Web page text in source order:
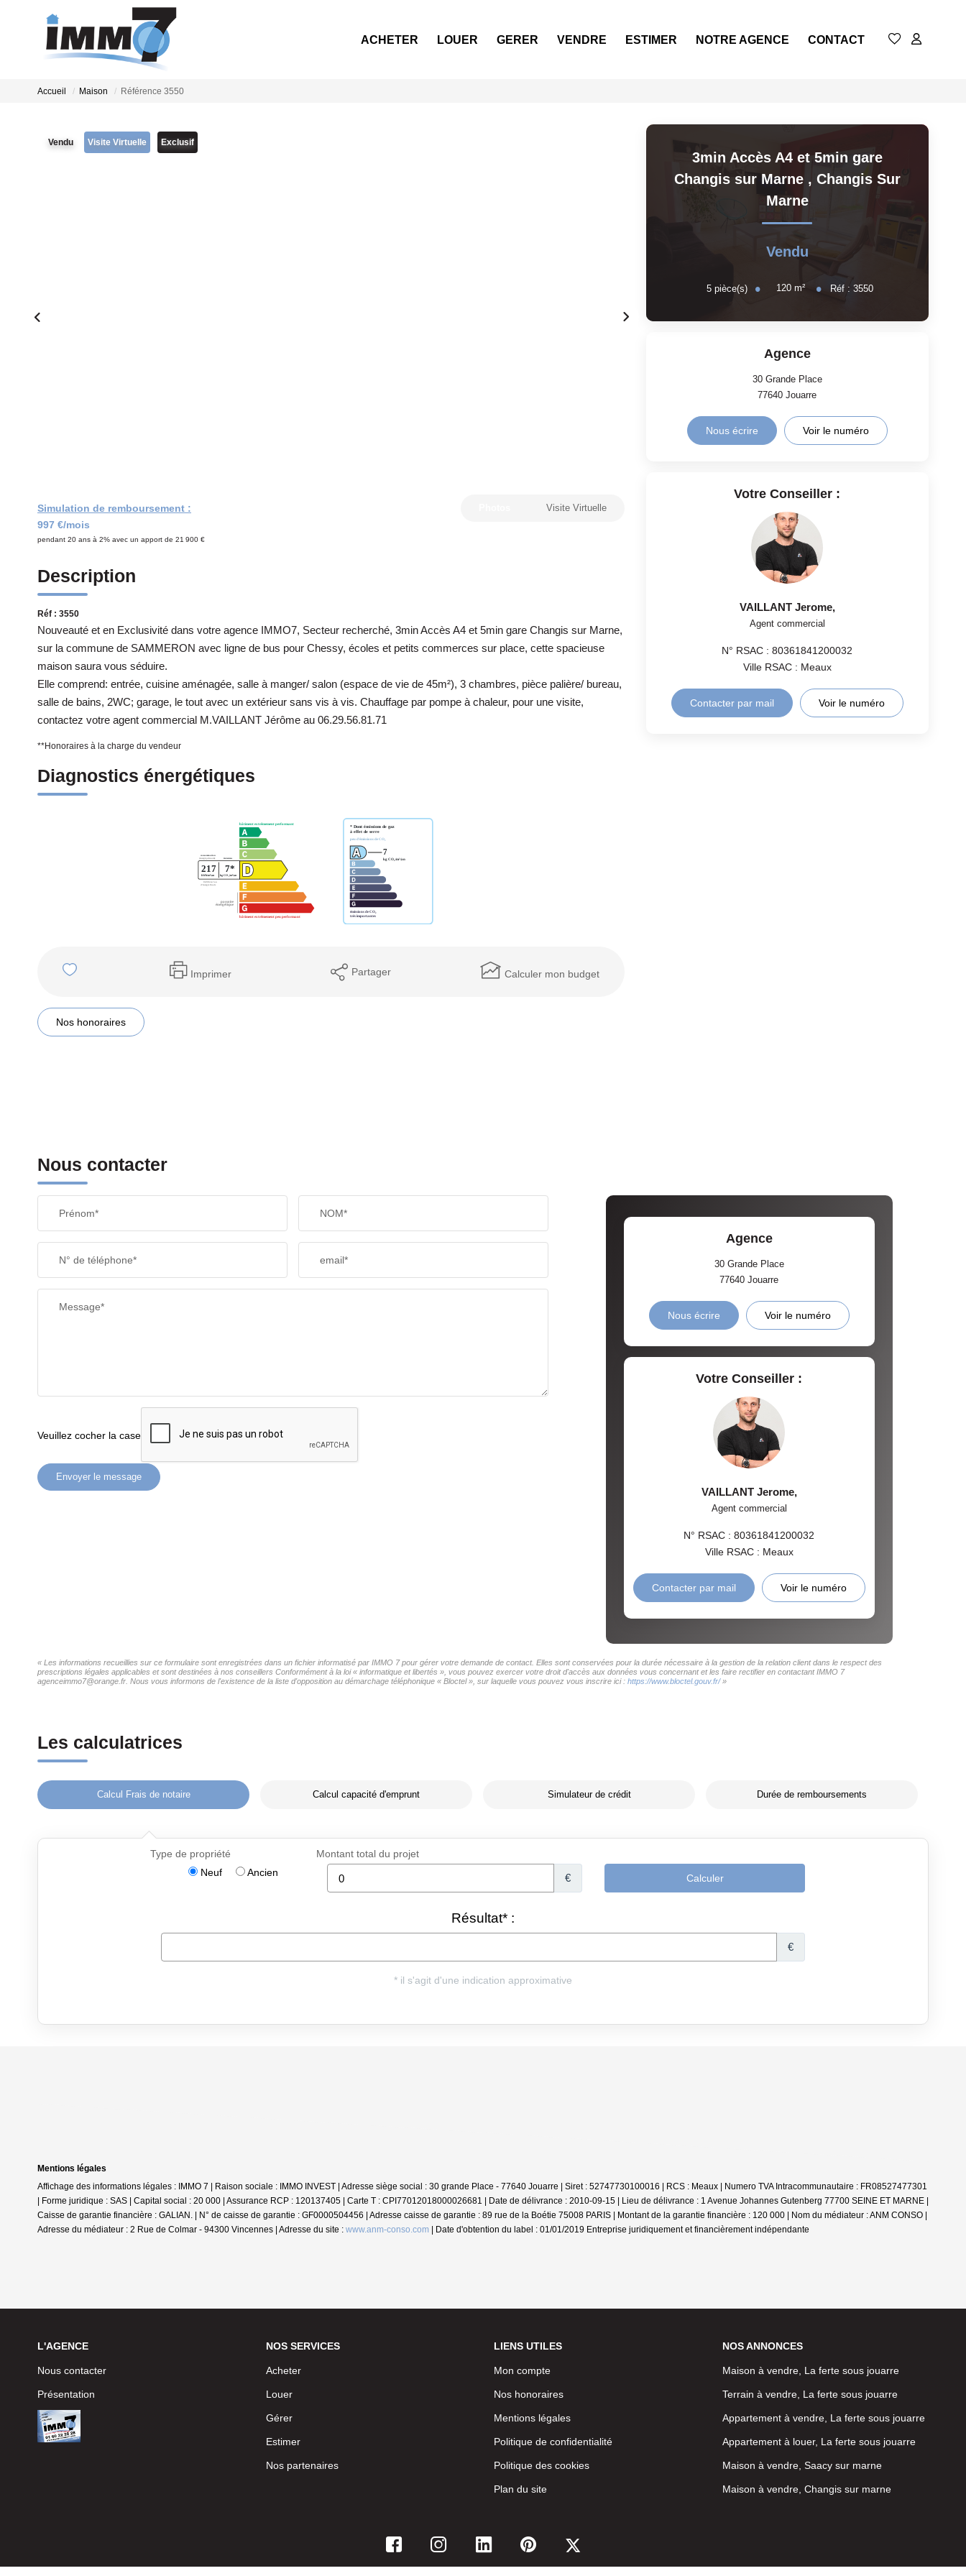
ACHETER LOUER GERER VENDRE ESTIMER NOTRE AGENCE CONTACT
Accueil Maison Référence 3550
Vendu Visite Virtuelle Exclusif
Simulation de remboursement :
997 €/mois
pendant 20 ans à 2% avec un apport de 21 900 €
Visite Virtuelle
Description
Réf : 3550
Nouveauté et en Exclusivité dans votre agence IMMO7, Secteur recherché, 3min Accès A4 et 5min gare Changis sur Marne,
sur la commune de SAMMERON avec ligne de bus pour Chessy, écoles et petits commerces sur place, cette spacieuse
maison saura vous séduire.
Elle comprend: entrée, cuisine aménagée, salle à manger/ salon (espace de vie de 45m²), 3 chambres, pièce palière/ bureau,
salle de bains, 2WC; garage, le tout avec un extérieur sans vis à vis. Chauffage par pompe à chaleur, pour une visite,
contactez votre agent commercial M.VAILLANT Jérôme au 06.29.56.81.71
**Honoraires à la charge du vendeur
Diagnostics énergétiques
Imprimer Partager Calculer mon budget
Nos honoraires
3min Accès A4 et 5min gare
Changis sur Marne , Changis Sur
Marne
Vendu
5pièce(s) 120m² Réf :3550
Agence
30 Grande Place
77640Jouarre
Nous écrire Voir le numéro
Votre Conseiller :
VAILLANT Jerome,
Agent commercial
N° RSAC : 80361841200032
Ville RSAC : Meaux
Contacter par mail Voir le numéro
Nous contacter
Prénom* NOM*
N° de téléphone* email*
Message*
Veuillez cocher la case
Envoyer le message
Agence
30 Grande Place
77640Jouarre
Nous écrire Voir le numéro
Votre Conseiller :
VAILLANT Jerome,
Agent commercial
N° RSAC : 80361841200032
Ville RSAC : Meaux
Contacter par mail Voir le numéro
« Les informations recueillies sur ce formulaire sont enregistrées dans un fichier informatisé par IMMO 7 pour gérer votre demande de contact. Elles sont conservées pour la durée nécessaire à la gestion de la relation client dans le respect des
prescriptions légales applicables et sont destinées à nos conseillers Conformément à la loi « informatique et libertés », vous pouvez exercer votre droit d'accès aux données vous concernant et les faire rectifier en contactant IMMO 7
agenceimmo7@orange.fr. Nous vous informons de l'existence de la liste d'opposition au démarchage téléphonique « Bloctel », sur laquelle vous pouvez vous inscrire ici : https://www.bloctel.gouv.fr/»
Les calculatrices
Calcul Frais de notaire Calcul capacité d'emprunt Simulateur de crédit Durée de remboursements
Mentions légales
Affichage des informations légales : IMMO 7 | Raison sociale : IMMO INVEST | Adresse siège social : 30 grande Place - 77640 Jouarre | Siret : 52747730100016 | RCS : Meaux | Numero TVA Intracommunautaire : FR08527477301
| Forme juridique : SAS | Capital social : 20 000 | Assurance RCP : 120137405 | Carte T : CPI77012018000026681 | Date de délivrance : 2010-09-15 | Lieu de délivrance : 1 Avenue Johannes Gutenberg 77700 SEINE ET MARNE |
Caisse de garantie financière : GALIAN. | N° de caisse de garantie : GF0000504456 | Adresse caisse de garantie : 89 rue de la Boétie 75008 PARIS | Montant de la garantie financière : 120 000 | Nom du médiateur : ANM CONSO |
Adresse du médiateur : 2 Rue de Colmar - 94300 Vincennes | Adresse du site : www.anm-conso.com | Date d'obtention du label : 01/01/2019 Entreprise juridiquement et financièrement indépendante
L'AGENCE
Nous contacter
Présentation
NOS SERVICES
Acheter
Louer
Gérer
Estimer
Nos partenaires
LIENS UTILES
Mon compte
Nos honoraires
Mentions légales
Politique de confidentialité
Politique des cookies
Plan du site
NOS ANNONCES
Maison à vendre, La ferte sous jouarre
Terrain à vendre, La ferte sous jouarre
Appartement à vendre, La ferte sous jouarre
Appartement à louer, La ferte sous jouarre
Maison à vendre, Saacy sur marne
Maison à vendre, Changis sur marne